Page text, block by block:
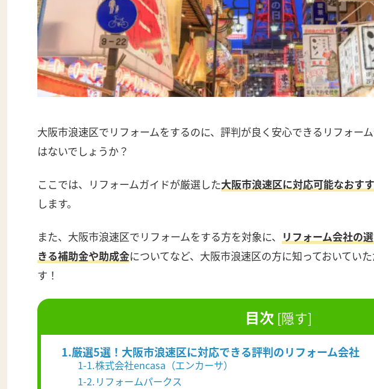
大阪市浪速区でリフォームをするのに、評判が良く安心できるリフォー
はないでしょうか？
ここでは、リフォームガイドが厳選した大阪市浪速区に対応可能なおす
します。
また、大阪市浪速区でリフォームをする方を対象に、 リフォーム会社の
きる補助金や助成金についてなど、大阪市浪速区の方に知っておいてい
す！
目次 [隠す]
1.厳選5選！大阪市浪速区に対応できる評判のリフォーム会社
1-1.株式会社encasa（エンカーサ）
1-2.リフォームパークス